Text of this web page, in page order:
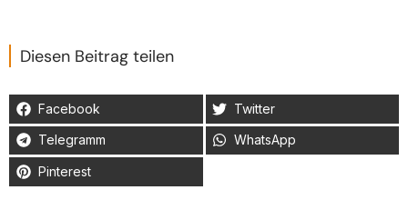
Diesen Beitrag teilen
Facebook Twitter
Telegramm WhatsApp
Pinterest